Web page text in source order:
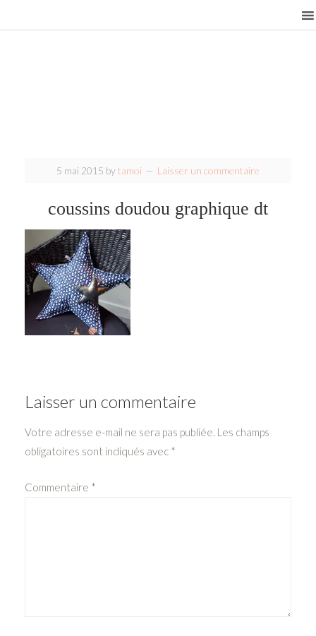
5 mai 2015 bytamoi Laisser un commentaire
coussins doudou graphique dt
Laisser un commentaire
Votre adresse e-mail ne sera pas publiée. Les champs
obligatoires sont indiqués avec *
Commentaire *